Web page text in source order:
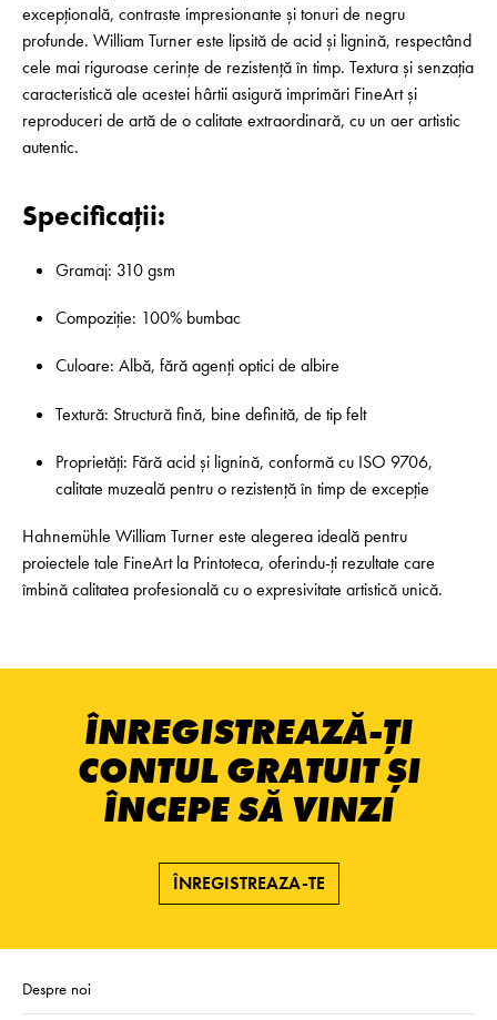
excepțională, contraste impresionante și tonuri de negru
profunde. William Turner este lipsită de acid și lignină, respectând
cele mai riguroase cerințe de rezistență în timp. Textura și senzația
caracteristică ale acestei hârtii asigură imprimări FineArt și
reproduceri de artă de o calitate extraordinară, cu un aer artistic
autentic.
Specificații:
Gramaj: 310 gsm
Compoziție: 100% bumbac
Culoare: Albă, fără agenți optici de albire
Textură: Structură fină, bine definită, de tip felt
Proprietăți: Fără acid și lignină, conformă cu ISO 9706,
calitate muzeală pentru o rezistență în timp de excepție
Hahnemühle William Turner este alegerea ideală pentru
proiectele tale FineArt la Printoteca, oferindu-ți rezultate care
îmbină calitatea profesională cu o expresivitate artistică unică.
ÎNREGISTREAZĂ-ȚI
CONTUL GRATUIT ȘI
ÎNCEPE SĂ VINZI
ÎNREGISTREAZA-TE
Despre noi